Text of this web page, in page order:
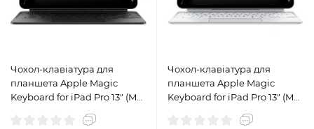
Чохол-клавіатура для
планшета Apple Magic
Keyboard for iPad Pro 13" (M4)
Чохол-клавіатура для
планшета Apple Magic
Keyboard for iPad Pro 13" (M4)